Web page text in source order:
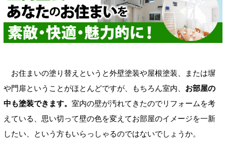
お住まいの塗り替えというと外壁塗装や屋根塗装、または塀
や門扉ということがほとんどですが、もちろん室内、 お部屋の
中も塗装できます。 室内の壁が汚れてきたのでリフォームを考
えている、思い切って壁の色を変えてお部屋のイメージを一新
したい、という方もいらっしゃるのではないでしょうか。